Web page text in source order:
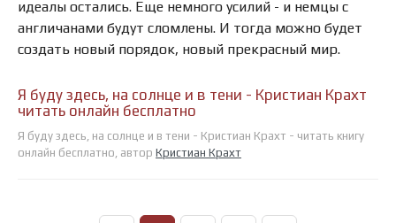
идеалы остались. Еще немного усилий - и немцы с
англичанами будут сломлены. И тогда можно будет
создать новый порядок, новый прекрасный мир.
Я буду здесь, на солнце и в тени - Кристиан Крахт
читать онлайн бесплатно
Я буду здесь, на солнце и в тени - Кристиан Крахт - читать книгу
онлайн бесплатно, автор Кристиан Крахт